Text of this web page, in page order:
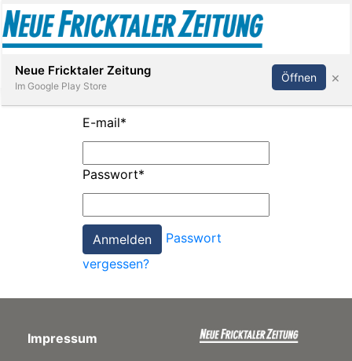
Paper
App
Abonnieren Anmelden
E-mail*
Passwort*
Passwort
vergessen?
Impressum
Neue Fricktaler Zeitung
Im Google Play Store
Öffnen ×